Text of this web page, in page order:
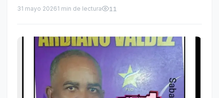
31 mayo 20261 min de lectura 11